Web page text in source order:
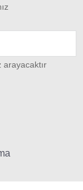
arayacaktır